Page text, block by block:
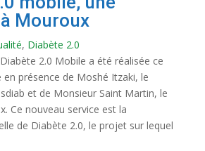
Mouroux
, Diabète 2.0
2.0 Mobile a été réalisée ce
présence de Moshé Itzaki, le
et de Monsieur Saint Martin, le
Ce nouveau service est la
de Diabète 2.0, le projet sur lequel